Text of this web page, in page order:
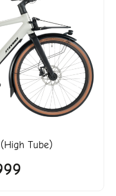
Tube)